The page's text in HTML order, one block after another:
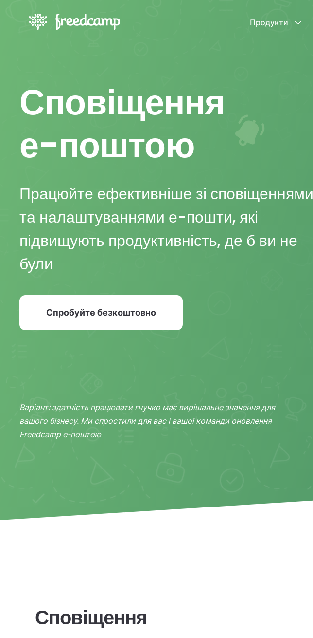
Продукти
Сповіщення
е-поштою
Працюйте ефективніше зі сповіщеннями
та налаштуваннями е-пошти, які
підвищують продуктивність, де б ви не
були
Спробуйте безкоштовно
Варіант: здатність працювати гнучко має вирішальне значення для
вашого бізнесу. Ми спростили для вас і вашої команди оновлення
Freedcamp е-поштою
Сповіщення